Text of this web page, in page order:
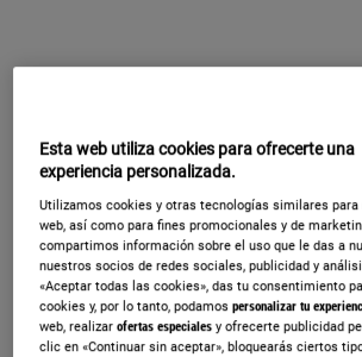
INTRODUCIR
Introducir correo electrónico
Al continuar aceptas nuestros
Condiciones.
Esta web utiliza cookies para ofrecerte una
experiencia personalizada.
Utilizamos cookies y otras tecnologías similares
web, así como para fines promocionales y de
compartimos información sobre el uso que le das a
nuestros socios de redes sociales, publicidad y
«Aceptar todas las cookies», das tu consentimiento
cookies y, por lo tanto, podamospersonalizar tu
web, realizarofertas especiales y ofrecerte publicidad
clic en «Continuar sin aceptar», bloquearás ciertos